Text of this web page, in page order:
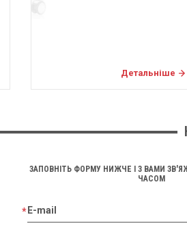
Детальніше
ЗАПОВНІТЬ ФОРМУ НИЖЧЕ І З ВАМИ
ЧАСОМ
E-mail